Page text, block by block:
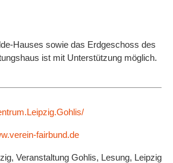
Hauses sowie das Erdgeschoss des
ist mit Unterstützung möglich.
fairbund.de
Veranstaltung Gohlis, Lesung, Leipzig